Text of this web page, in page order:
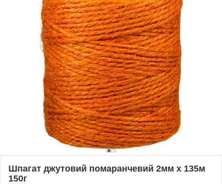
Шпагат джутовий помаранчевий 2мм х 135м
150г